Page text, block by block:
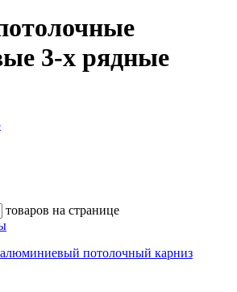
3-х рядные
товаров на странице